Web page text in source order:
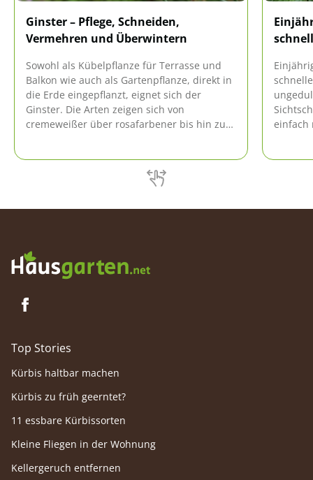
Ginster – Pflege, Schneiden,
Vermehren und Überwintern
Sowohl als Kübelpflanze für Terrasse und
Balkon wie auch als Gartenpflanze, direkt in
die Erde eingepflanzt, eignet sich der
Ginster. Die Arten zeigen sich von
cremeweißer über rosafarbener bis hin zu
einfach
Top Stories
Kürbis haltbar machen
Kürbis zu früh geerntet?
11 essbare Kürbissorten
Kleine Fliegen in der Wohnung
Kellergeruch entfernen